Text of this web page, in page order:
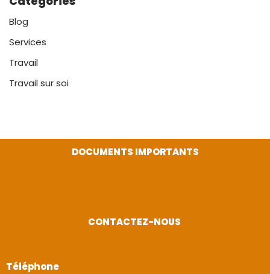
Blog
Services
Travail
Travail sur soi
DOCUMENTS IMPORTANTS
CONTACTEZ-NOUS
Téléphone